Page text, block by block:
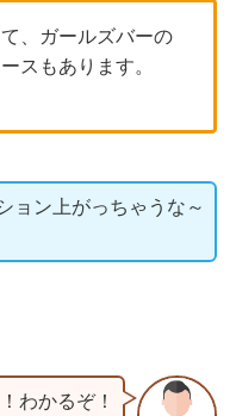
、ガールズバーの
スもあります。
ョン上がっちゃうな～
わかるぞ！